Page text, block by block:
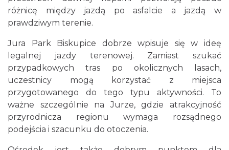
różnicę między jazdą po asfalcie a jazdą w
prawdziwym terenie.
Jura Park Biskupice dobrze wpisuje się w ideę
legalnej jazdy terenowej. Zamiast szukać
przypadkowych tras po okolicznych lasach,
uczestnicy mogą korzystać z miejsca
przygotowanego do tego typu aktywności. To
ważne szczególnie na Jurze, gdzie atrakcyjność
przyrodnicza regionu wymaga rozsądnego
podejścia i szacunku do otoczenia.